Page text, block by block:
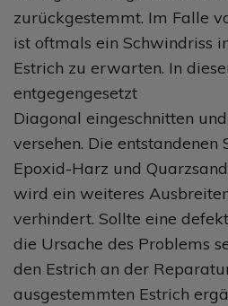
zurückgestemmt. Im Falle
ist oftmals ein Schwindriss
Estrich zu erwarten. In
entgegengesetzt
Diagonal eingeschnitten
versehen. Die
Epoxid-Harz und
wird ein weiteres
verhindert. Sollte eine
die Ursache des Problems
den Estrich an der
ausgestemmten Estrich